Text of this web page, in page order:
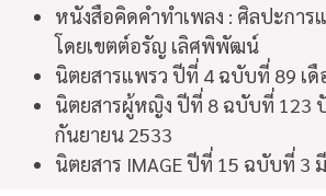
หนังสือคิดคำทำเพลง : ศิลปะการ
โดยเขตต์อรัญ เลิศพิพัฒน์
นิตยสารแพรว ปีที่ 4 ฉบับที่ 89 เ
นิตยสารผู้หญิง ปีที่ 8 ฉบับที่ 123
กันยายน 2533
นิตยสาร IMAGE ปีที่ 15 ฉบับที่ 3